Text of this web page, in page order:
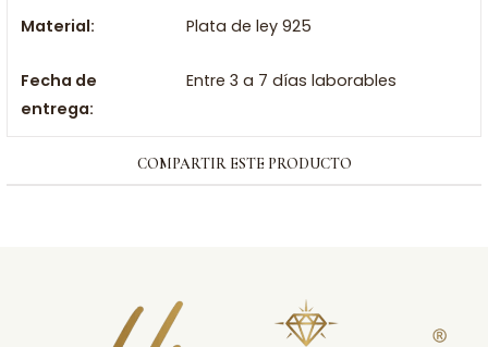
Material: Plata de ley 925
Fecha de
entrega:
Entre 3 a 7 días laborables
COMPARTIR ESTE PRODUCTO